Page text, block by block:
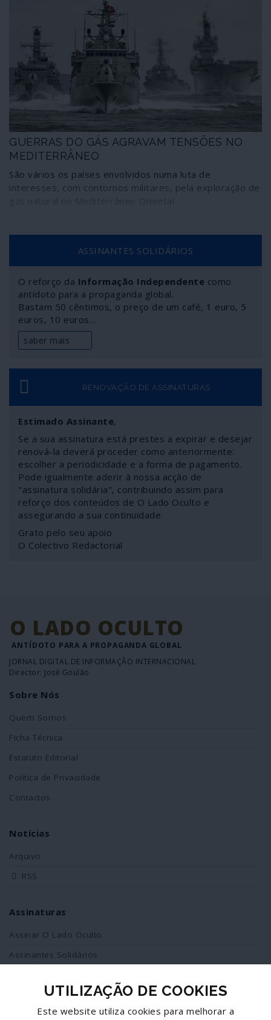
GUERRAS DO GÁS AGRAVAM TENSÕES NO
MEDITERRÂNEO
São vários os países envolvidos numa luta de
interesses, com contornos militares, pela exploração de
ASSINANTES SOLIDÁRIOS
O reforço da Informação Independente como
antídoto para a propaganda global.
Bastam 50 cêntimos, o preço de um café, 1 euro, 5
euros, 10 euros…
saber mais
RENOVAÇÃO DE ASSINATURAS
Estimado Assinante,
Se a sua assinatura está prestes a expirar e desejar
renová-la deverá proceder como anteriormente:
escolher a periodicidade e a forma de pagamento.
Pode igualmente aderir à nossa acção de
"assinatura solidária", contribuindo assim para
reforço dos conteúdos de O Lado Oculto e
assegurando a sua continuidade.
Grato pelo seu apoio
O Colectivo Redactorial
O LADO OCULTO
ANTÍDOTO PARA A PROPAGANDA GLOBAL
JORNAL DIGITAL DE INFORMAÇÃO INTERNACIONAL
Director: José Goulão
Sobre Nós
Quem Somos
Ficha Técnica
Estatuto Editorial
Política de Privacidade
Contactos
Notícias
Arquivo
RSS
Assinaturas
Assinar O Lado Oculto
Assinantes Solidários
Redes Sociais
Siga-nos no facebook
UTILIZAÇÃO DE COOKIES
Este website utiliza cookies para melhorar a